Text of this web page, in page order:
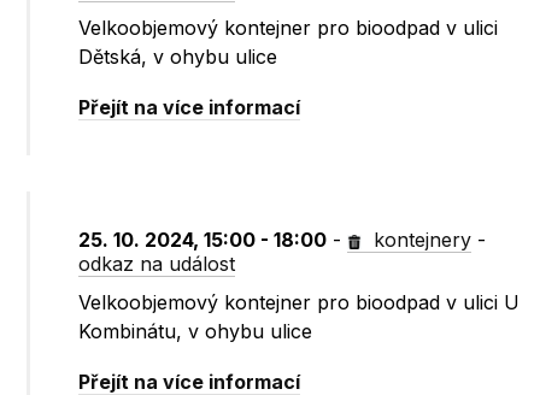
Velkoobjemový kontejner pro bioodpad v ulici
Dětská, v ohybu ulice
Přejít na více informací
25. 10. 2024, 15:00 - 18:00 - kontejnery -
odkaz na událost
Velkoobjemový kontejner pro bioodpad v ulici U
Kombinátu, v ohybu ulice
Přejít na více informací